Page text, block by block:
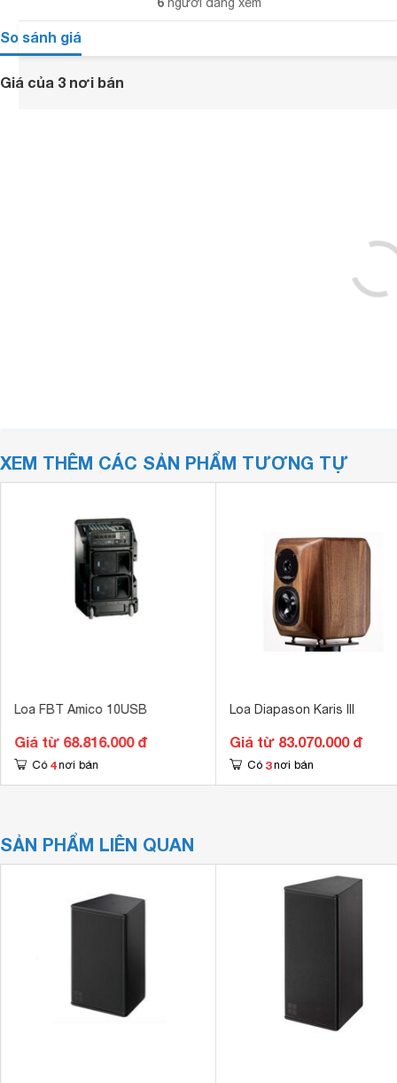
So sánh giá
Giá của 3 nơi bán
XEM THÊM CÁC SẢN PHẨM TƯƠNG TỰ
Loa FBT Amico 10USB
Giá từ 68.816.000 đ
Có 4 nơi bán
Loa Diapason Karis III
Giá từ 83.070.000 đ
Có 3 nơi bán
SẢN PHẨM LIÊN QUAN